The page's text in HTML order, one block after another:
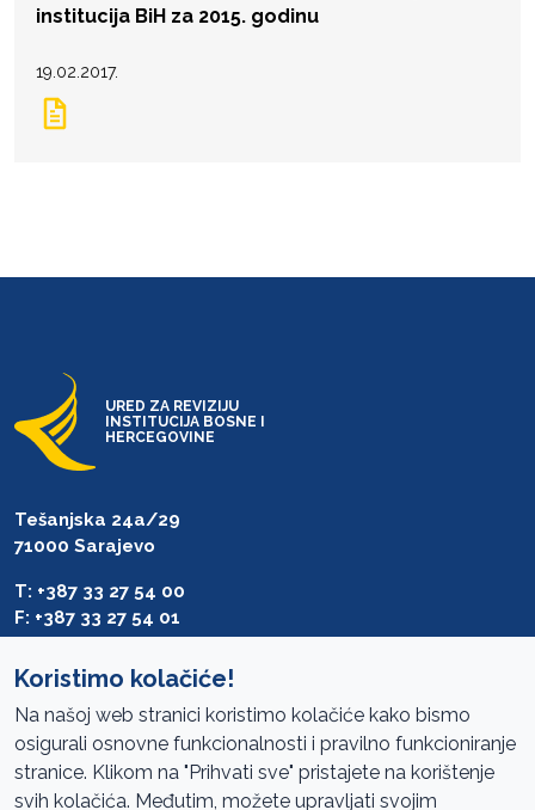
institucija BiH za 2015. godinu
19.02.2017.
URED ZA REVIZIJU
INSTITUCIJA BOSNE I
HERCEGOVINE
Tešanjska 24a/29
71000 Sarajevo
T: +387 33 27 54 00
F: +387 33 27 54 01
Pristup informacijama
Koristimo kolačiće!
Na našoj web stranici koristimo kolačiće kako bismo
osigurali osnovne funkcionalnosti i pravilno funkcioniranje
stranice. Klikom na "Prihvati sve" pristajete na korištenje
svih kolačića. Međutim, možete upravljati svojim